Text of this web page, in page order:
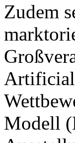
Zudem
Artificial
Modell